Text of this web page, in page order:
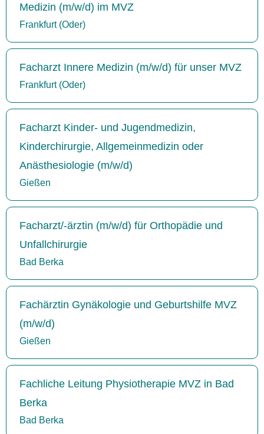
Medizin (m/w/d) im MVZ
Frankfurt (Oder)
Facharzt Innere Medizin (m/w/d) für unser MVZ
Frankfurt (Oder)
Facharzt Kinder- und Jugendmedizin,
Kinderchirurgie, Allgemeinmedizin oder
Anästhesiologie (m/w/d)
Gießen
Facharzt/-ärztin (m/w/d) für Orthopädie und
Unfallchirurgie
Bad Berka
Fachärztin Gynäkologie und Geburtshilfe MVZ
(m/w/d)
Gießen
Fachliche Leitung Physiotherapie MVZ in Bad
Berka
Bad Berka